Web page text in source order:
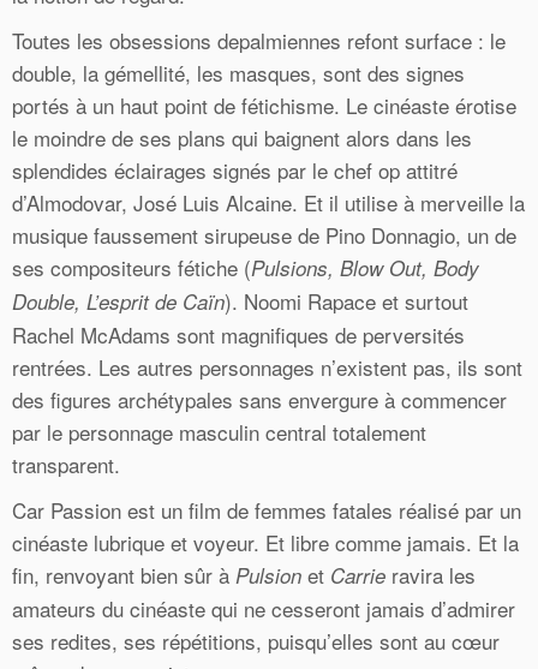
Toutes les obsessions depalmiennes refont surface : le
double, la gémellité, les masques, sont des signes
portés à un haut point de fétichisme. Le cinéaste érotise
le moindre de ses plans qui baignent alors dans les
splendides éclairages signés par le chef op attitré
d’Almodovar, José Luis Alcaine. Et il utilise à merveille la
musique faussement sirupeuse de Pino Donnagio, un de
ses compositeurs fétiche (Pulsions, Blow Out, Body
Double, L’esprit de Caïn). Noomi Rapace et surtout
Rachel McAdams sont magnifiques de perversités
rentrées. Les autres personnages n’existent pas, ils sont
des figures archétypales sans envergure à commencer
par le personnage masculin central totalement
transparent.
Car Passion est un film de femmes fatales réalisé par un
cinéaste lubrique et voyeur. Et libre comme jamais. Et la
fin, renvoyant bien sûr à Pulsion et Carrie ravira les
amateurs du cinéaste qui ne cesseront jamais d’admirer
ses redites, ses répétitions, puisqu’elles sont au cœur